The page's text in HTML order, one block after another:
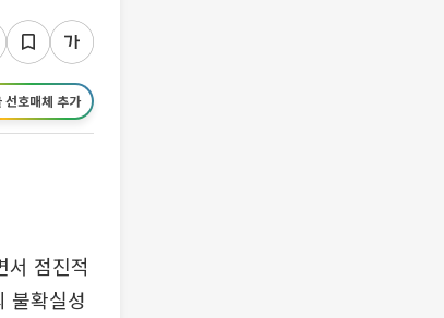
선호매체 추가
서 점진적
불확실성